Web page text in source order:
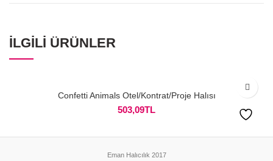
İLGILI ÜRÜNLER
Confetti Animals Otel/Kontrat/Proje Halısı
503,09TL
Eman Halıcılık 2017